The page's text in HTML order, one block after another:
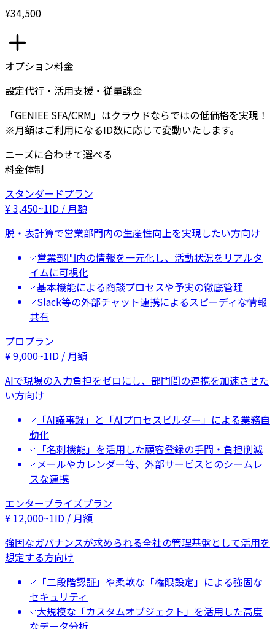
¥34,500
オプション料金
設定代行・活用支援・従量課金
「GENIEE SFA/CRM」はクラウドならではの低価格を実現！
※月額はご利用になるID数に応じて変動いたします。
ニーズに合わせて選べる
料金体制
スタンダードプラン
¥3,450~1ID / 月額
脱・表計算で営業部門内の生産性向上を実現したい方向け
営業部門内の情報を一元化し、活動状況をリアルタ
イムに可視化
基本機能による商談プロセスや予実の徹底管理
Slack等の外部チャット連携によるスピーディな情報
共有
プロプラン
¥9,000~1ID / 月額
AIで現場の入力負担をゼロにし、部門間の連携を加速させた
い方向け
「AI議事録」と「AIプロセスビルダー」による業務自
動化
「名刺機能」を活用した顧客登録の手間・負担削減
メールやカレンダー等、外部サービスとのシームレ
スな連携
エンタープライズプラン
¥ 12,000~1ID / 月額
強固なガバナンスが求められる全社の管理基盤として活用を
想定する方向け
「二段階認証」や柔軟な「権限設定」による強固な
セキュリティ
大規模な「カスタムオブジェクト」を活用した高度